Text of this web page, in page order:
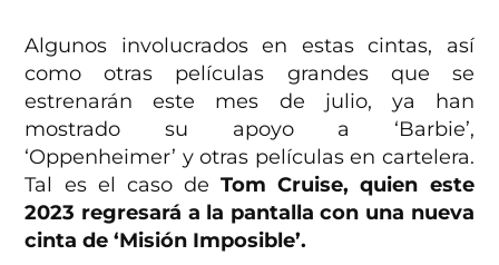
Algunos involucrados en estas cintas, así
como otras películas grandes que se
estrenarán este mes de julio, ya han
mostrado su apoyo a ‘Barbie’,
‘Oppenheimer’ y otras películas en cartelera.
Tal es el caso deTom Cruise, quien este
2023 regresará a la pantalla con una nueva
cinta de ‘Misión Imposible’.